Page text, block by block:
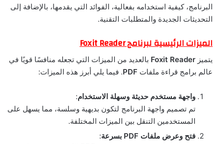
البرنامج، كيفية استخدامه بفعالية، الفوائد التي يقدمها، بالإضافة إلى
التحديثات الجديدة والمتطلبات التقنية.
الميزات الرئيسية لبرنامج Foxit Reader
يتميز Foxit Reader بالعديد من الميزات التي تجعله منافسًا قويًا في
عالم برامج قراءة ملفات PDF. فيما يلي أبرز هذه الميزات:
واجهة مستخدم حديثة وسهلة الاستخدام:
تم تصميم واجهة البرنامج لتكون بديهية وسلسة، مما يسهل على
المستخدمين التنقل بين الميزات المختلفة.
فتح وعرض ملفات PDF بسرعة
: